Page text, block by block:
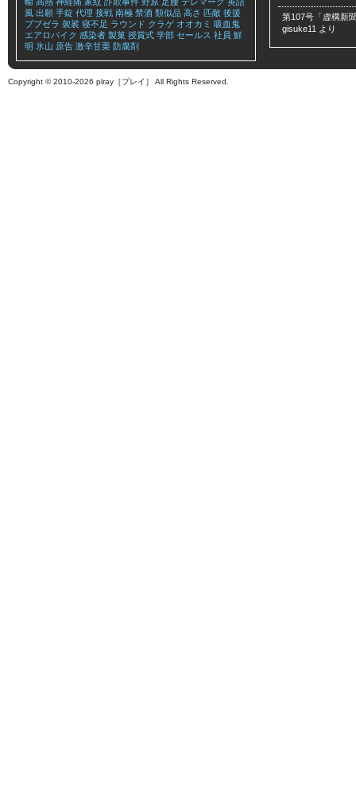
風 出願 手錠 代理 接戦 南極 禁酒 類似品 高さ 匹敵 後援
ブブゼラ 袈裟 寝不足 ラウンド クラゲ オオカミ 吸血鬼
エアロバイク 感染者 製菓 授賞式 学部 セールス 社員 鮮
明 氷山 原告 激辛甘栗 防腐剤
第107号「虚構新
gisuke11 より
Copyright © 2010-2026 plray［プレイ］ All Rights Reserved.